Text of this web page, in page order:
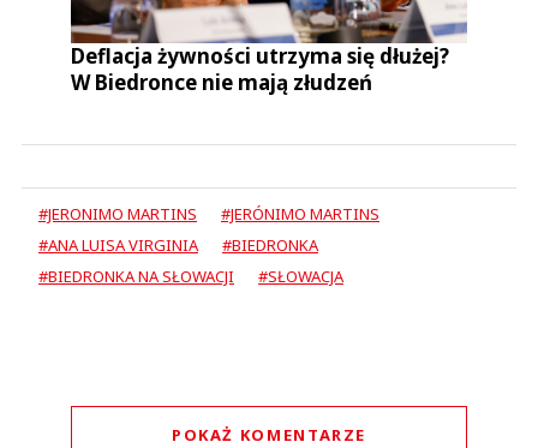
Deflacja żywności utrzyma się dłużej?
W Biedronce nie mają złudzeń
#JERONIMO MARTINS
#JERÓNIMO MARTINS
#ANA LUISA VIRGINIA
#BIEDRONKA
#BIEDRONKA NA SŁOWACJI
#SŁOWACJA
POKAŻ KOMENTARZE